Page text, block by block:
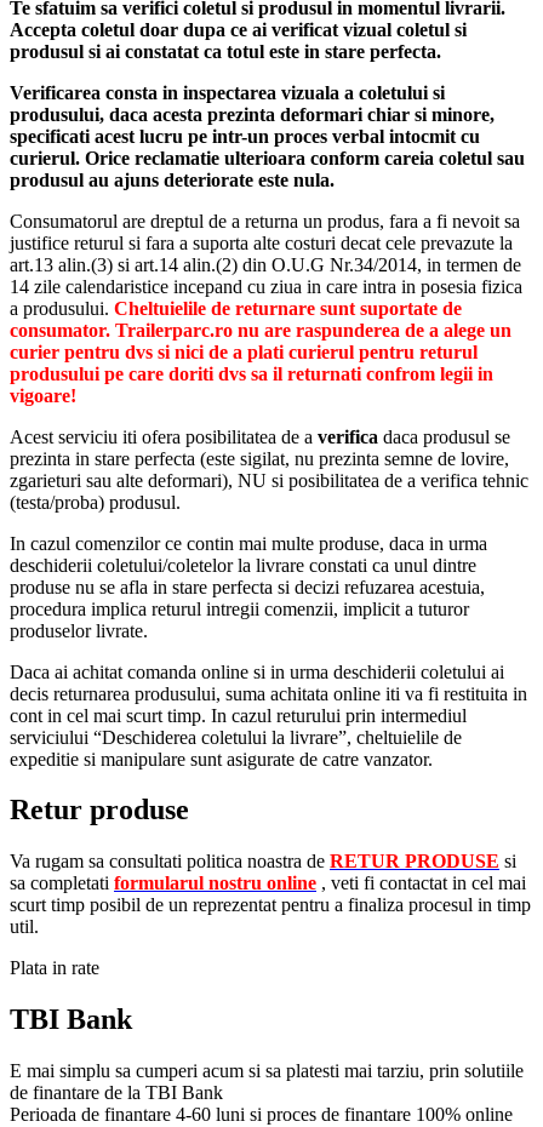
Te sfatuim sa verifici coletul si produsul in momentul livrarii.
Accepta coletul doar dupa ce ai verificat vizual coletul si
produsul si ai constatat ca totul este in stare perfecta.
Verificarea consta in inspectarea vizuala a coletului si
produsului, daca acesta prezinta deformari chiar si minore,
specificati acest lucru pe intr-un proces verbal intocmit cu
curierul. Orice reclamatie ulterioara conform careia coletul sau
produsul au ajuns deteriorate este nula.
Consumatorul are dreptul de a returna un produs, fara a fi nevoit sa
justifice returul si fara a suporta alte costuri decat cele prevazute la
art.13 alin.(3) si art.14 alin.(2) din O.U.G Nr.34/2014, in termen de
14 zile calendaristice incepand cu ziua in care intra in posesia fizica
a produsului. Cheltuielile de returnare sunt suportate de
consumator. Trailerparc.ro nu are raspunderea de a alege un
curier pentru dvs si nici de a plati curierul pentru returul
produsului pe care doriti dvs sa il returnati confrom legii in
vigoare!
Acest serviciu iti ofera posibilitatea de a verifica daca produsul se
prezinta in stare perfecta (este sigilat, nu prezinta semne de lovire,
zgarieturi sau alte deformari), NU si posibilitatea de a verifica tehnic
(testa/proba) produsul.
In cazul comenzilor ce contin mai multe produse, daca in urma
deschiderii coletului/coletelor la livrare constati ca unul dintre
produse nu se afla in stare perfecta si decizi refuzarea acestuia,
procedura implica returul intregii comenzii, implicit a tuturor
produselor livrate.
Daca ai achitat comanda online si in urma deschiderii coletului ai
decis returnarea produsului, suma achitata online iti va fi restituita in
cont in cel mai scurt timp. In cazul returului prin intermediul
serviciului “Deschiderea coletului la livrare”, cheltuielile de
expeditie si manipulare sunt asigurate de catre vanzator.
Retur produse
Va rugam sa consultati politica noastra de RETUR PRODUSE si
sa completati formularul nostru online , veti fi contactat in cel mai
scurt timp posibil de un reprezentat pentru a finaliza procesul in timp
util.
Plata in rate
TBI Bank
E mai simplu sa cumperi acum si sa platesti mai tarziu, prin solutiile
de finantare de la TBI Bank
Perioada de finantare 4-60 luni si proces de finantare 100% online